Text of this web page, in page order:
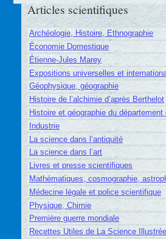
Articles scientifiques
Archéologie, Histoire, Ethnographie
Économie Domestique
Étienne-Jules Marey
Expositions universelles et
Géophysique, géographie
Histoire de l’alchimie d’après Berthelot
Histoire et géographie du
Industrie
La science dans l’antiquité
La science dans l’art
Livres et presse scientifiques
Mathématiques, cosmographie,
Médecine légale et police scientifique
Physique, Chimie
Première guerre mondiale
Recettes Utiles de La Science